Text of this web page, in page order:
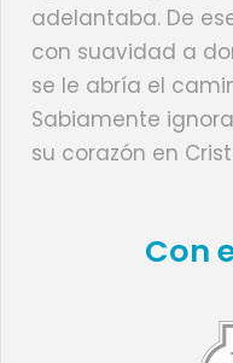
adelantaba. De
con suavidad a
se le abría el
Sabiamente
su corazón en
Con